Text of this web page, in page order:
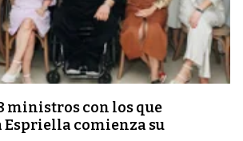
ministros con los que
Espriella comienza su